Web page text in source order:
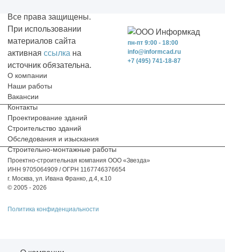
пн-пт 9:00 - 18:00
+7 (495) 741-18-87
info@informcad.ru
О компании
Наши работы
Вакансии
Контакты
Проектирование зданий
Строительство зданий
Обследования и изыскания
Строительно-монтажные работы
Проектно-строительная компания ООО «Звезда»
ИНН 9705064909 / ОГРН 1167746376654
г. Москва, ул. Ивана Франко, д.4, к.10
© 2005 - 2026
Политика конфиденциальности
Все права защищены.
При использовании
материалов сайта
активная ссылка на
источник обязательна.